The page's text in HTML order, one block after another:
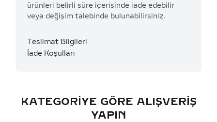
ürünleri belirli süre içerisinde iade edebilir
veya değişim talebinde bulunabilirsiniz.
Teslimat Bilgileri
İade Koşulları
KATEGORIYE GÖRE ALIŞVERIŞ
YAPIN